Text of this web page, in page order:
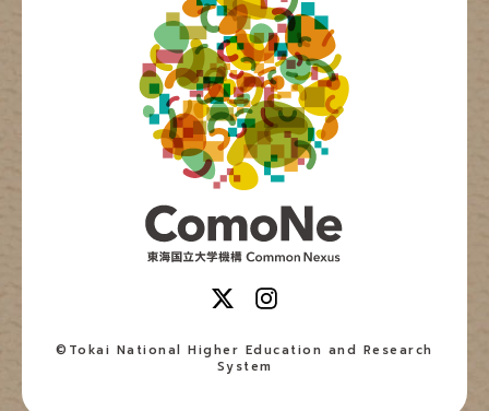
©Tokai National Higher Education and Research
System